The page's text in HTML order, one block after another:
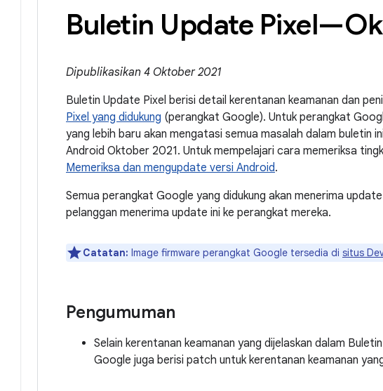
Buletin Update
Dipublikasikan 4 Oktober 2021
Buletin Update Pixel berisi detail kerentanan keamanan dan
Pixel yang didukung (perangkat Google). Untuk perangkat
yang lebih baru akan mengatasi semua masalah dalam buletin
Android Oktober 2021. Untuk mempelajari cara memeriksa
Memeriksa dan mengupdate versi Android.
Semua perangkat Google yang didukung akan menerima
pelanggan menerima update ini ke perangkat mereka.
Catatan: Image firmware perangkat Google tersedia di situs
Pengumuman
Selain kerentanan keamanan yang dijelaskan dalam
Google juga berisi patch untuk kerentanan keamanan